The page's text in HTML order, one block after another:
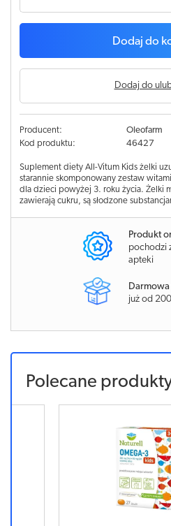
Dodaj do
Dodaj do
Producent:
Oleofarm
Kod produktu:
46427
Suplement diety All-Vitum Kids żelki
starannie skomponowany zestaw
dla dzieci powyżej 3. roku życia. Żelki
zawierają cukru, są słodzone
Produkt
pochodzi
apteki
Darmowa
już od 200
Polecane